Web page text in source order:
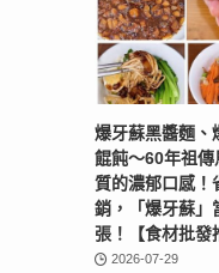
爆牙蘇黑醬麵、
餛飩～60年祖
質的濃郁口感！
銷，「爆牙蘇」
張！【食材批發
2026-07-29